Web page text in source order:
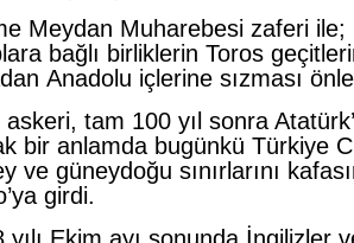
Meydan Muharebesi zaferi ile;
bağlı birliklerin Toros
Anadolu içlerine sızması
askeri, tam 100 yıl sonra
bir anlamda bugünkü Türkiye
ve güneydoğu sınırlarını
girdi.